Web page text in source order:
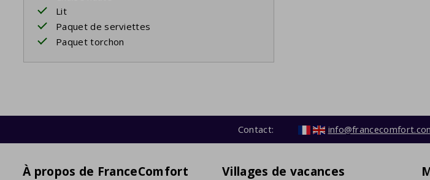
Lit
Paquet de serviettes
Paquet torchon
Contact:
À propos de FranceComfort Villages de vacances